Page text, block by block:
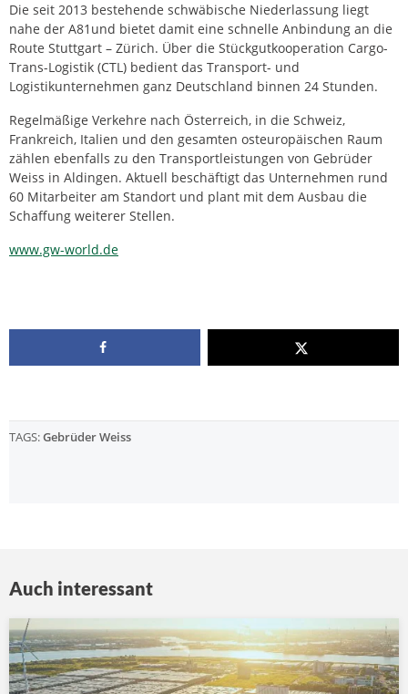
Die seit 2013 bestehende schwäbische Niederlassung liegt
nahe der A81und bietet damit eine schnelle Anbindung an die
Route Stuttgart – Zürich. Über die Stückgutkooperation Cargo-
Trans-Logistik (CTL) bedient das Transport- und
Logistikunternehmen ganz Deutschland binnen 24 Stunden.
Regelmäßige Verkehre nach Österreich, in die Schweiz,
Frankreich, Italien und den gesamten osteuropäischen Raum
zählen ebenfalls zu den Transportleistungen von Gebrüder
Weiss in Aldingen. Aktuell beschäftigt das Unternehmen rund
60 Mitarbeiter am Standort und plant mit dem Ausbau die
Schaffung weiterer Stellen.
www.gw-world.de
TAGS:Gebrüder Weiss
Auch interessant